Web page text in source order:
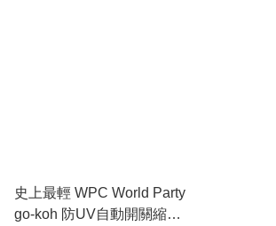
史上最輕 WPC World Party
go-koh 防UV自動開關縮骨